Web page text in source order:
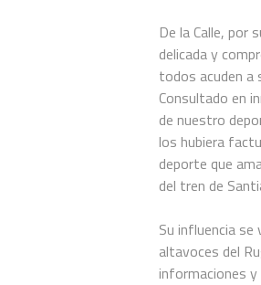
De la Calle, por
delicada y
todos acuden a
Consultado en
de nuestro
los hubiera
deporte que
del tren de
Su influencia
altavoces del
informaciones y